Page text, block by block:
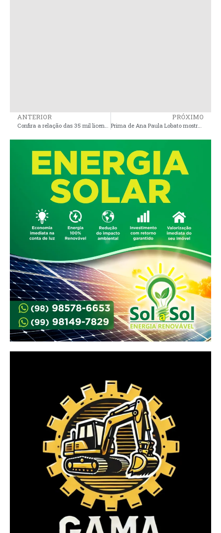
ANTERIOR
Confira a relação das 35 mil licenças de pescadores fraudadas em órgão presidido pela irmã da Senadora Eliziane e suspensas pelo Governo Federal
PRÓXIMO
Prima de Ana Paula Lobato mostra fotos com agressão do namorado, assessor da Senadora